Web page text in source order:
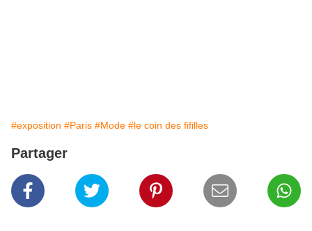
#exposition #Paris #Mode #le coin des fifilles
Partager